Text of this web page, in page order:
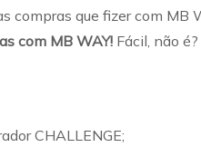
compras que fizer com
com MB WAY! Fácil, não é?
CHALLENGE;